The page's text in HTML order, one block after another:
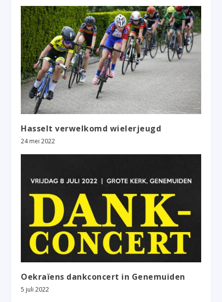
Hasselt verwelkomd wielerjeugd
24 mei 2022
Oekraïens dankconcert in Genemuiden
5 juli 2022